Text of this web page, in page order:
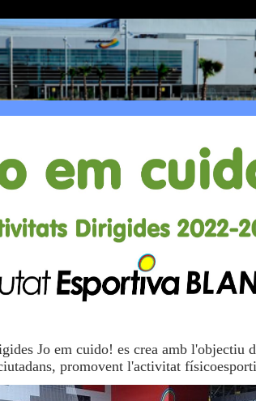
Jo em cuido! es crea amb l'objectiu
promovent l'activitat